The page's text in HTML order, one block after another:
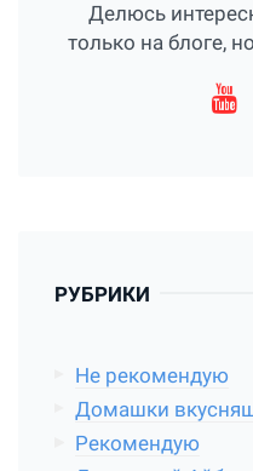
Делюсь
только на блоге,
РУБРИКИ
Не рекомендую
Домашки
Рекомендую